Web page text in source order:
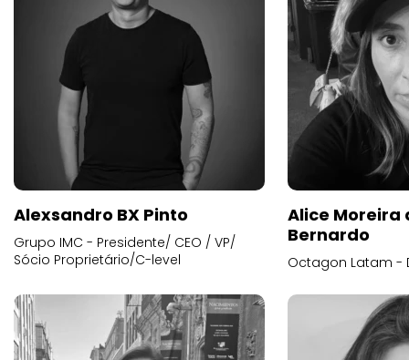
Alexsandro BX Pinto
Grupo IMC - Presidente/ CEO / VP/
Sócio Proprietário/C-level
Alice
Bernardo
Octagon Latam -